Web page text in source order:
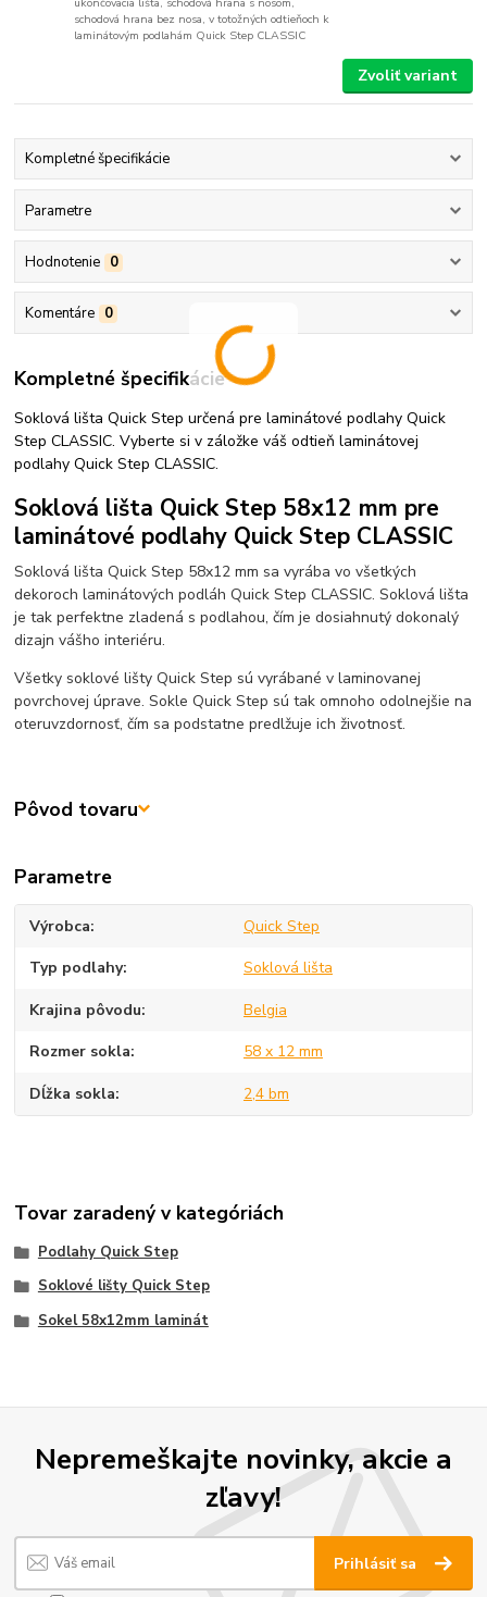
schodová hrana bez nosa, v totožných odtieňoch k
laminátovým podlahám Quick Step CLASSIC
Zvoliť variant
Kompletné špecifikácie
Parametre
Hodnotenie 0
Komentáre 0
Kompletné špecifikácie
Soklová lišta Quick Step určená pre laminátové podlahy Quick
Step CLASSIC. Vyberte si v záložke váš odtieň laminátovej
podlahy Quick Step CLASSIC.
Soklová lišta Quick Step 58x12 mm pre
laminátové podlahy Quick Step CLASSIC
Soklová lišta Quick Step 58x12 mm sa vyrába vo všetkých
dekoroch laminátových podláh Quick Step CLASSIC. Soklová lišta
je tak perfektne zladená s podlahou, čím je dosiahnutý dokonalý
dizajn vášho interiéru.
Všetky soklové lišty Quick Step sú vyrábané v laminovanej
povrchovej úprave. Sokle Quick Step sú tak omnoho odolnejšie na
oteruvzdornosť, čím sa podstatne predlžuje ich životnosť.
Pôvod tovaru
Parametre
Výrobca Quick Step
Typ podlahy Soklová lišta
Krajina pôvodu Belgia
Rozmer sokla 58 x 12 mm
Dĺžka sokla 2,4 bm
Tovar zaradený v kategóriách
Podlahy Quick Step
Soklové lišty Quick Step
Sokel 58x12mm laminát
Nepremeškajte novinky, akcie a
zľavy!
Prihlásiť sa